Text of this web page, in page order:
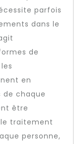
parfois
dans le
de
en
de chaque
être
le traitement
personne,